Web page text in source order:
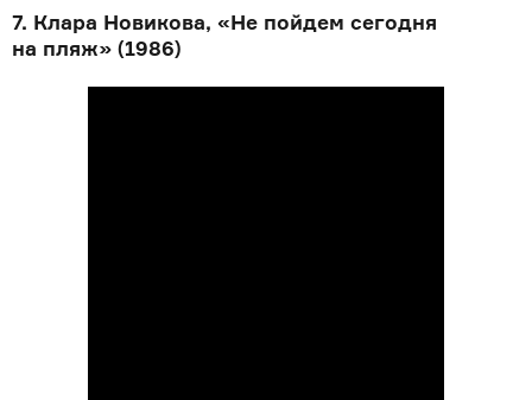
7. Клара Новикова, «Не пойдем сегодня
на пляж» (1986)